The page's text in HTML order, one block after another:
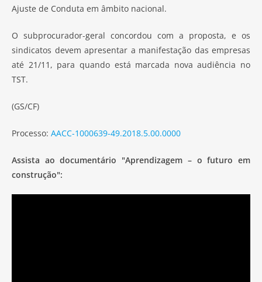
Ajuste de Conduta em âmbito nacional.
O subprocurador-geral concordou com a proposta, e os
sindicatos devem apresentar a manifestação das empresas
até 21/11, para quando está marcada nova audiência no
TST.
(GS/CF)
Processo: AACC-1000639-49.2018.5.00.0000
Assista ao documentário "Aprendizagem – o futuro em
construção":